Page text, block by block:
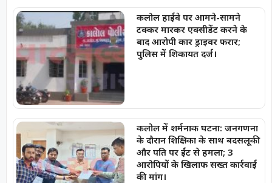
कलोल हाईवे पर आमने-सामने
टक्कर मारकर एक्सीडेंट करने के
बाद आरोपी कार ड्राइवर फरार;
पुलिस में शिकायत दर्ज।
कलोल में शर्मनाक घटना: जनगणना
के दौरान शिक्षिका के साथ बदसलूकी
और पति पर ईंट से हमला; 3
आरोपियों के खिलाफ सख्त कार्रवाई
की मांग।